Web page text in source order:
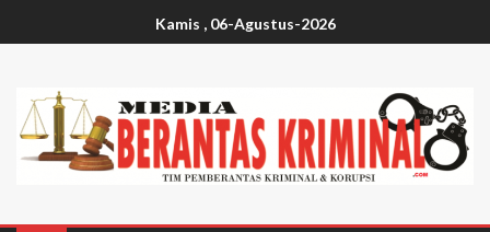
Kamis , 06-Agustus-2026